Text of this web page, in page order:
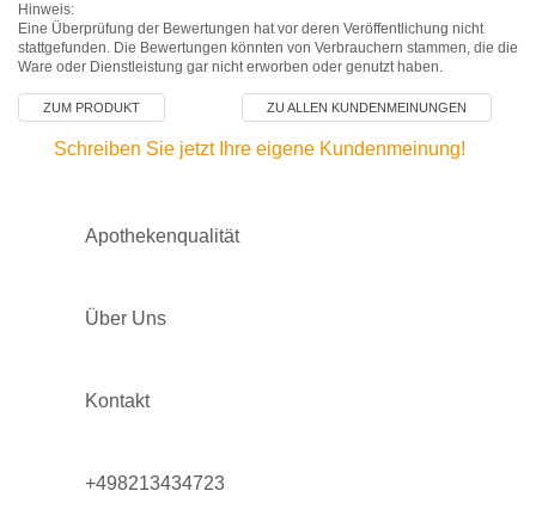
Hinweis:
Eine Überprüfung der Bewertungen hat vor deren Veröffentlichung nicht
stattgefunden. Die Bewertungen könnten von Verbrauchern stammen, die die
Ware oder Dienstleistung gar nicht erworben oder genutzt haben.
ZUM PRODUKT ZU ALLEN KUNDENMEINUNGEN
Schreiben Sie jetzt Ihre eigene Kundenmeinung!
Apothekenqualität
Über Uns
Kontakt
+498213434723